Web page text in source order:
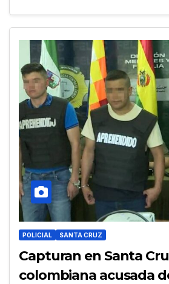
POLICIAL SANTA CRUZ
Capturan en Santa
colombiana acusada